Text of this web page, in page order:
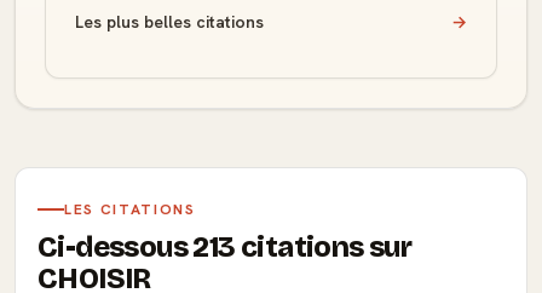
Les plus belles citations →
LES CITATIONS
Ci-dessous 213 citations sur
CHOISIR